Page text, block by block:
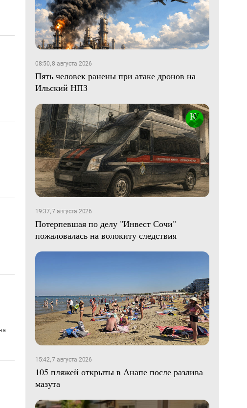
08:50, 8 августа 2026
Пять человек ранены при атаке дронов на
Ильский НПЗ
19:37, 7 августа 2026
Потерпевшая по делу "Инвест Сочи"
пожаловалась на волокиту следствия
15:42, 7 августа 2026
105 пляжей открыты в Анапе после разлива
мазута